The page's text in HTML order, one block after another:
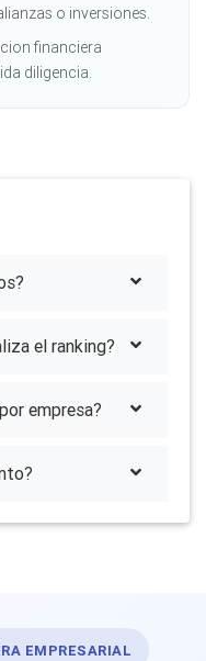
o inversiones.
financiera
diligencia.
el ranking?
empresa?
EMPRESARIAL